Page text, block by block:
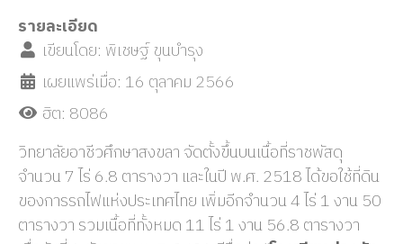
รายละเอียด
เขียนโดย: พิเชษฐ์ ขุนบำรุง
เผยแพร่เมื่อ: 16 ตุลาคม 2566
ฮิต: 8086
วิทยาลัยอาชีวศึกษาสงขลา จัดตั้งขึ้นบนเนื้อที่ราชพัสดุ
จำนวน 7 ไร่ 6.8 ตารางวา และในปี พ.ศ. 2518 ได้ขอใช้ที่ดิน
ของการรถไฟแห่งประเทศไทย เพิ่มอีกจำนวน 4 ไร่ 1 งาน 50
ตารางวา รวมเนื้อที่ทั้งหมด 11 ไร่ 1 งาน 56.8 ตารางวา